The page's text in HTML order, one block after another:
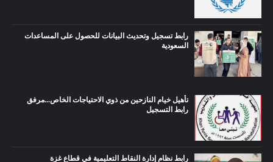
رابط تسجيل وتحديث البيانات للحصول على المساعدات
السعودية
تأهيل خيام النازحين من ذوي الاحتياجات الخاص...مرفق
رابط التسجيل
رابط نظام إدارة النقاط التعليمية في قطاع غزة